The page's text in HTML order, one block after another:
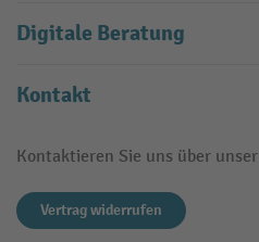
Digitale Beratung
Kontakt
Kontaktieren Sie uns über unser
Vertrag widerrufen